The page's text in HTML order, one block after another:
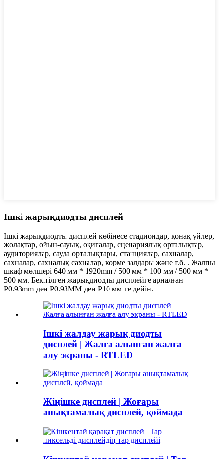
Ішкі жарықдиодты дисплей
Ішкі жарықдиодты дисплей көбінесе стадиондар, қонақ үйлер,
жолақтар, ойын-сауық, оқиғалар, сценариялық орталықтар,
аудиториялар, сауда орталықтары, станциялар, сахналар,
сахналар, сахналық сахналар, көрме залдары және т.б. . Жалпы
шкаф мөлшері 640 мм * 1920mm / 500 мм * 100 мм / 500 мм *
500 мм. Бекітілген жарықдиодты дисплейге арналған
P0.93mm-ден P0.93MM-ден P10 мм-ге дейін.
Ішкі жалдау жарық диодты
дисплей | Жалға алынған жалға
алу экраны - RTLED
Жіңішке дисплей | Жоғары
анықтамалық дисплей, қоймада